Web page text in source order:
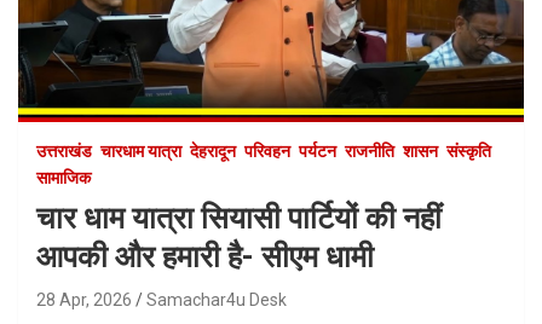
उत्तराखंड चारधाम यात्रा देहरादून परिवहन पर्यटन राजनीति शासन संस्कृति
सामाजिक
चार धाम यात्रा सियासी पार्टियों की नहीं
आपकी और हमारी है- सीएम धामी
28 Apr, 2026 Samachar4u Desk